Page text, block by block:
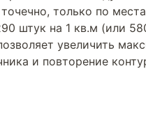
только по
штук на 1 кв.м (или
увеличить
и повторение